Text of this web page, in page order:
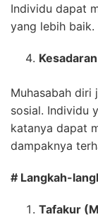
Individu dapat
yang lebih baik.
Muhasabah diri
sosial. Individu
katanya dapat
dampaknya
# Langkah-
Tafakur